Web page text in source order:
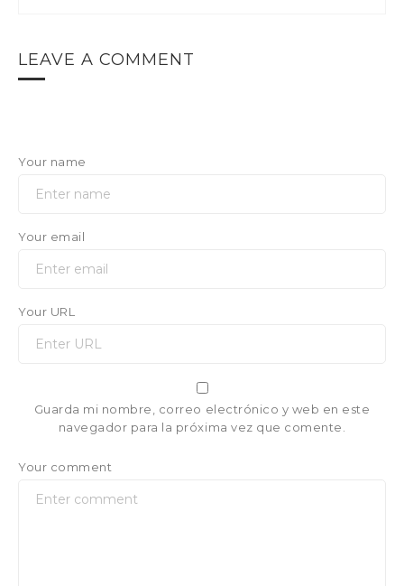
LEAVE A COMMENT
Your name
Your email
Your URL
Guarda mi nombre, correo electrónico y web en este
navegador para la próxima vez que comente.
Your comment